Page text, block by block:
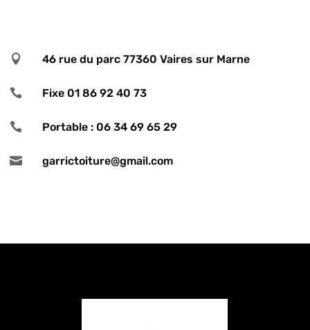
 46 rue du parc 77360 Vaires sur Marne
 Fixe 01 86 92 40 73
 Portable : 06 34 69 65 29
 garrictoiture@gmail.com